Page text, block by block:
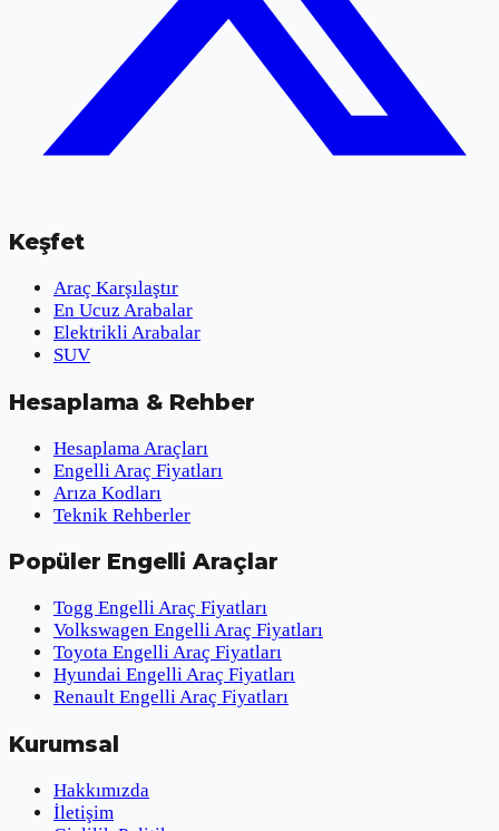
Keşfet
Araç Karşılaştır
En Ucuz Arabalar
Elektrikli Arabalar
SUV
Hesaplama & Rehber
Hesaplama Araçları
Engelli Araç Fiyatları
Arıza Kodları
Teknik Rehberler
Popüler Engelli Araçlar
Togg Engelli Araç Fiyatları
Volkswagen Engelli Araç Fiyatları
Toyota Engelli Araç Fiyatları
Hyundai Engelli Araç Fiyatları
Renault Engelli Araç Fiyatları
Kurumsal
Hakkımızda
İletişim